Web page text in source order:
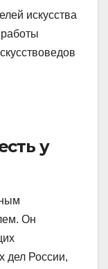
искусства
у
Он
дел России,